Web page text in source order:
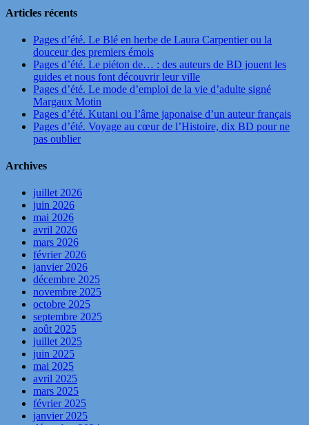
Articles récents
Pages d’été. Le Blé en herbe de Laura Carpentier ou la
douceur des premiers émois
Pages d’été. Le piéton de… : des auteurs de BD jouent les
guides et nous font découvrir leur ville
Pages d’été. Le mode d’emploi de la vie d’adulte signé
Margaux Motin
Pages d’été. Kutani ou l’âme japonaise d’un auteur français
Pages d’été. Voyage au cœur de l’Histoire, dix BD pour ne
pas oublier
Archives
juillet 2026
juin 2026
mai 2026
avril 2026
mars 2026
février 2026
janvier 2026
décembre 2025
novembre 2025
octobre 2025
septembre 2025
août 2025
juillet 2025
juin 2025
mai 2025
avril 2025
mars 2025
février 2025
janvier 2025